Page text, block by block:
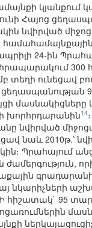
կյանքում
Հայոց
նվիրված
համահամայնքային
24-ին
300
տեղի ունեցավ
մասնակիցները
խորհրդարանին14
նվիրված
նաև 2010թ.՝
Պրահայում
նկարիչների
հիշատակ` 95